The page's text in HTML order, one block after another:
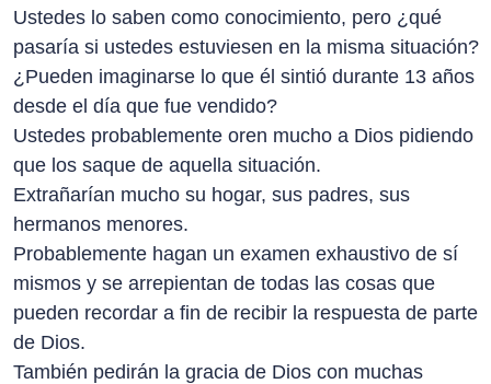
Ustedes lo saben como conocimiento, pero ¿qué
pasaría si ustedes estuviesen en la misma situación?
¿Pueden imaginarse lo que él sintió durante 13 años
desde el día que fue vendido?
Ustedes probablemente oren mucho a Dios pidiendo
que los saque de aquella situación.
Extrañarían mucho su hogar, sus padres, sus
hermanos menores.
Probablemente hagan un examen exhaustivo de sí
mismos y se arrepientan de todas las cosas que
pueden recordar a fin de recibir la respuesta de parte
de Dios.
También pedirán la gracia de Dios con muchas